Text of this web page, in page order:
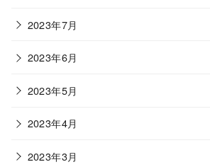
2023年7月
2023年6月
2023年5月
2023年4月
2023年3月